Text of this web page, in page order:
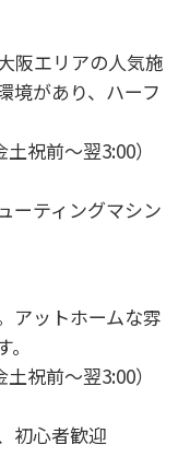
阪エリアの人気施
境があり、ハーフ
祝前〜翌3:00）
ーティングマシン
アットホームな雰
祝前〜翌3:00）
初心者歓迎